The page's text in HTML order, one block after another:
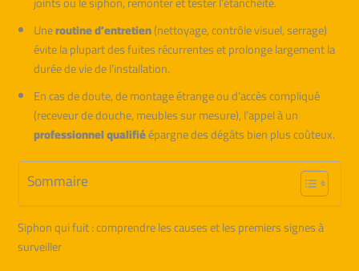
Uneroutine d’entretien(nettoyage, contrôle visuel, serrage)
évite la plupart des fuites récurrentes et prolonge largement la
durée de vie de l’installation.
En cas de doute, de montage étrange ou d’accès compliqué
(receveur de douche, meubles sur mesure), l’appel à un
professionnel qualifiéépargne des dégâts bien plus coûteux.
Sommaire
Siphon qui fuit : comprendre les causes et les premiers signes à
surveiller